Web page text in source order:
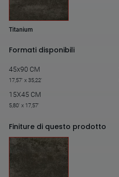
Titanium
Formati disponibili
45x90 CM
17,57' x 35,22'
15X45 CM
5,80' x 17,57'
Finiture di questo prodotto